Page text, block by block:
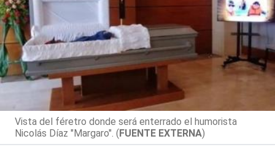
Vista del féretro donde será enterrado el humorista
Nicolás Díaz "Margaro". (FUENTE EXTERNA)